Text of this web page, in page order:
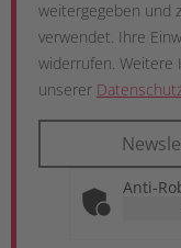
weitergegeben und
verwendet. Ihre
widerrufen. Weitere
unserer
Anti-